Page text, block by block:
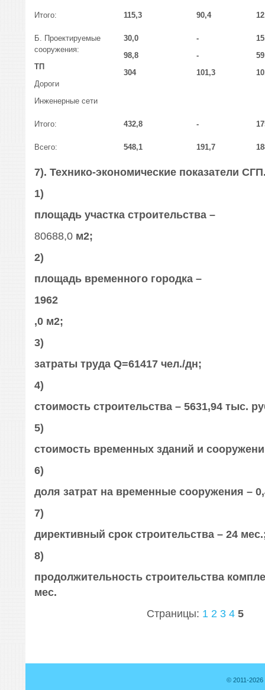
Итого: 115,3 90,4
Б. Проектируемые
сооружения:
ТП
Дороги
Инженерные сети
30,0
98,8
304
-
-
101,3
Итого: 432,8 -
Всего: 548,1 191,7
7). Технико-экономические показатели
1)
площадь участка строительства –
80688,0м2;
2)
площадь временного городка –
1962
,0 м2;
3)
затраты труда Q=61417 чел./дн;
4)
стоимость строительства – 5631,94 тыс.
5)
стоимость временных зданий и
6)
доля затрат на временные сооружения –
7)
директивный срок строительства – 24
8)
продолжительность строительства
мес.
Страницы: 1 2 3 4 5
© 2011-2026